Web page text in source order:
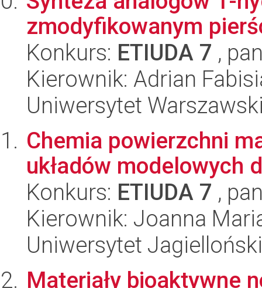
zmodyfikowanym
Konkurs: ETIUDA 7 ,
Kierownik: Adrian
Uniwersytet
Chemia powierzchni
układów modelowych
Konkurs: ETIUDA 7 ,
Kierownik: Joanna
Uniwersytet
Materiały bioaktywne